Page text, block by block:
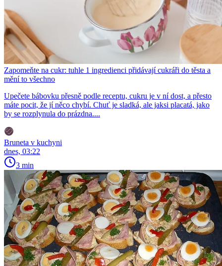
Zapomeňte na cukr: tuhle 1 ingredienci přidávají cukráři do těsta a
mění to všechno
Upečete bábovku přesně podle receptu, cukru je v ní dost, a přesto
máte pocit, že jí něco chybí. Chuť je sladká, ale jaksi placatá, jako
by se rozplynula do prázdna....
Bruneta v kuchyni
dnes, 03:22
3 min